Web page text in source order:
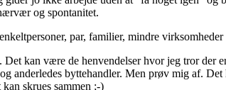
og spontanitet.
par, familier, mindre virksomheder
kan være de henvendelser hvor jeg tror der
anderledes byttehandler. Men prøv mig af.
skrues sammen ;-)